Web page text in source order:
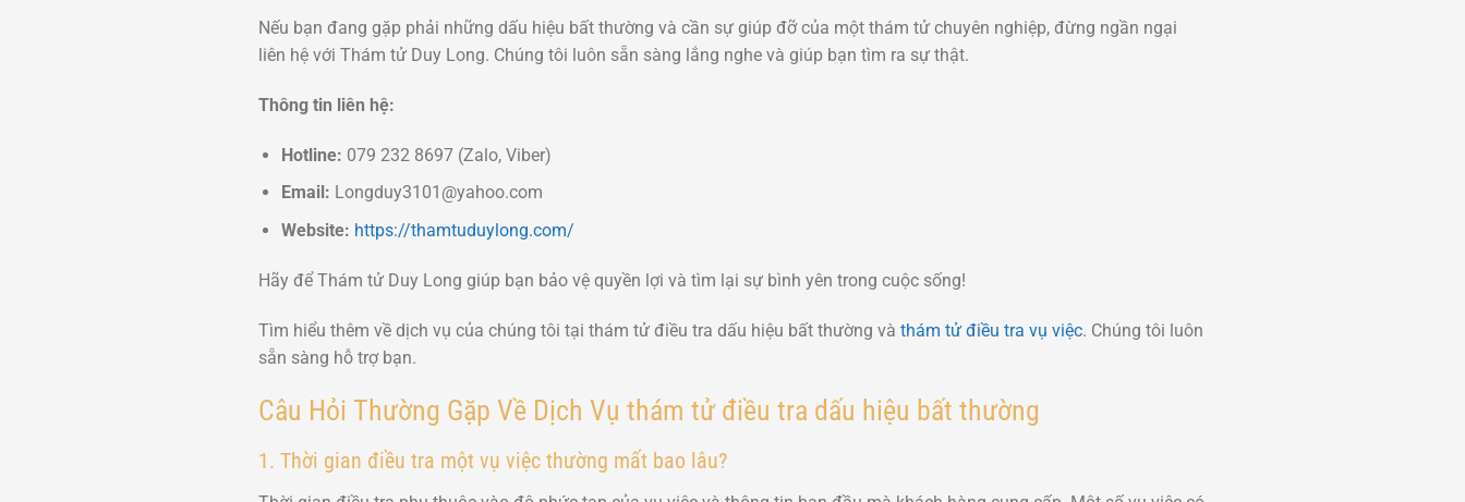
Nếu bạn đang gặp phải những dấu hiệu bất thường và cần sự giúp đỡ của một thám tử chuyên nghiệp, đừng ngần ngại
liên hệ với Thám tử Duy Long. Chúng tôi luôn sẵn sàng lắng nghe và giúp bạn tìm ra sự thật.
Thông tin liên hệ:
Hotline: 079 232 8697 (Zalo, Viber)
Email: Longduy3101@yahoo.com
Website: https://thamtuduylong.com/
Hãy để Thám tử Duy Long giúp bạn bảo vệ quyền lợi và tìm lại sự bình yên trong cuộc sống!
Tìm hiểu thêm về dịch vụ của chúng tôi tại thám tử điều tra dấu hiệu bất thường và thám tử điều tra vụ việc. Chúng tôi luôn
sẵn sàng hỗ trợ bạn.
Câu Hỏi Thường Gặp Về Dịch Vụ thám tử điều tra dấu hiệu bất thường
1. Thời gian điều tra một vụ việc thường mất bao lâu?